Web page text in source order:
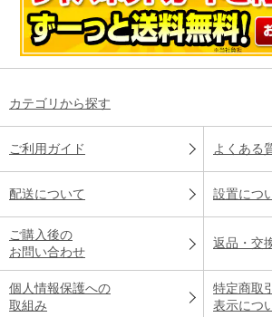
カテゴリから探す
ご利用ガイド よくある
配送について 設置につ
ご購入後の
お問い合わせ
返品・交
個人情報保護への
取組み
特定商取
表示につ